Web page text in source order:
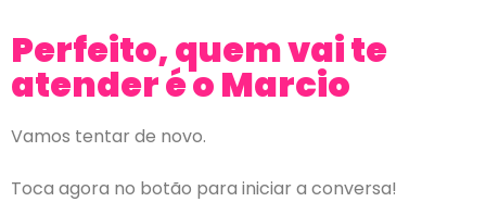
Perfeito, quem vai te
atender é o Marcio
Vamos tentar de novo.
Toca agora no botão para iniciar a conversa!